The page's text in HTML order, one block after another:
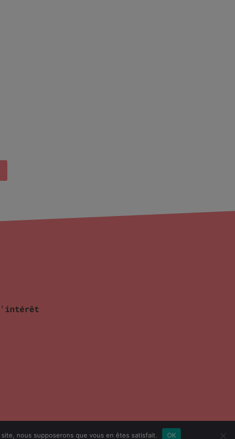
nous supposerons que vous en êtes satisfait. OK